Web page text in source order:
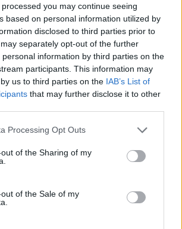
you may continue seeing
based on personal information utilized by
disclosed to third parties prior to
separately opt-out of the further
information by third parties on the
participants. This information may
us to third parties on the IAB’s List of
that may further disclose it to other
Processing Opt Outs
of the Sharing of my
of the Sale of my